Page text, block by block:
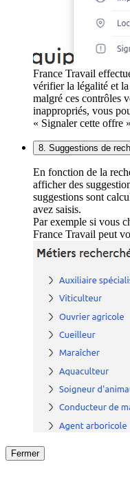
France Travail
vérifier la légalité et
malgré ces contrôles
inappropriés, vous
« Signaler cette offre
8. Suggestions de
En fonction de la
afficher des
suggestions sont
avez saisis.
Par exemple si vous
France Travail peut
Fermer